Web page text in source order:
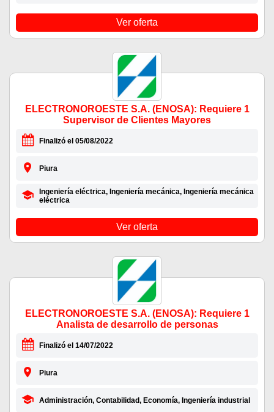
Ver oferta
ELECTRONOROESTE S.A. (ENOSA): Requiere 1
Supervisor de Clientes Mayores
Finalizó el 05/08/2022
Piura
Ingeniería eléctrica, Ingeniería mecánica, Ingeniería mecánica
eléctrica
Ver oferta
ELECTRONOROESTE S.A. (ENOSA): Requiere 1
Analista de desarrollo de personas
Finalizó el 14/07/2022
Piura
Administración, Contabilidad, Economía, Ingeniería industrial